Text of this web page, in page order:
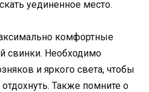
уединенное место.
комфортные
свинки. Необходимо
и яркого света, чтобы
Также помните о